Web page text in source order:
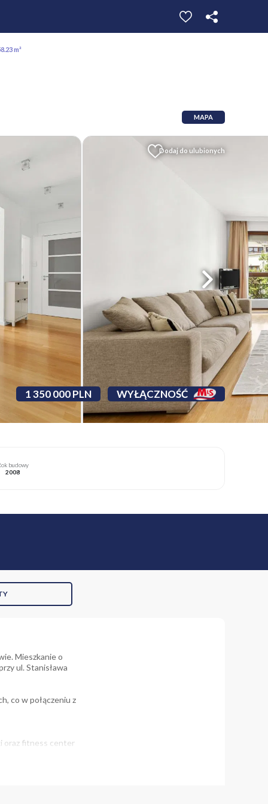
m²
MAPA
1 350 000 PLN WYŁĄCZNOŚĆ
Dodaj do ulubionych
budowy
2008
Mieszkanie o
ul. Stanisława
co w połączeniu z
oraz fitness center